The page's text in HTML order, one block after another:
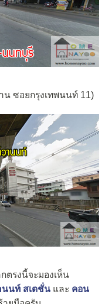
น ซอยกรุงเทพนนท์ 11)
ตรงนี้จะมองเห็น
นนท์ สเตชั่น และ คอน